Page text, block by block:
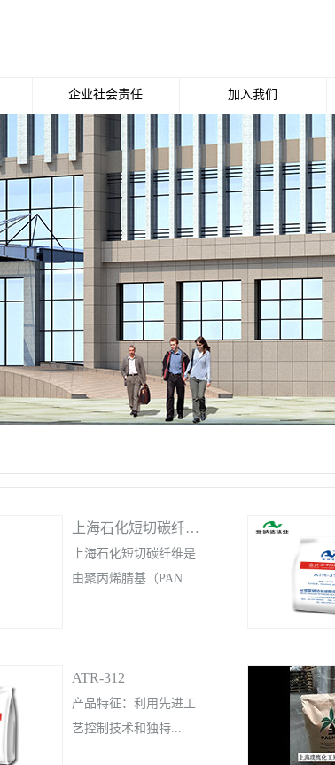
企业社会责任 加入我们
招聘职位
上海石化短切碳纤维SCF-SDQ-6
上海石化短切碳纤维是
由聚丙烯腈基（PAN...
断机短切而成，其基本
性能主要取决于其原料
——碳纤维长丝的性
ATR-312
产品特征：利用先进工
艺控制技术和独特...